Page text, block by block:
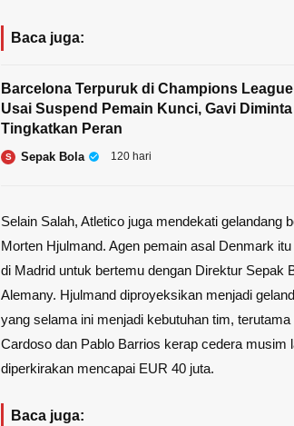
Baca juga:
Barcelona Terpuruk di Champions League
Usai Suspend Pemain Kunci, Gavi Diminta
Tingkatkan Peran
S Sepak Bola 120 hari
Selain Salah, Atletico juga mendekati gelandang
Morten Hjulmand. Agen pemain asal Denmark
di Madrid untuk bertemu dengan Direktur Sepak
Alemany. Hjulmand diproyeksikan menjadi
yang selama ini menjadi kebutuhan tim,
Cardoso dan Pablo Barrios kerap cedera musim
diperkirakan mencapai EUR 40 juta.
Baca juga: